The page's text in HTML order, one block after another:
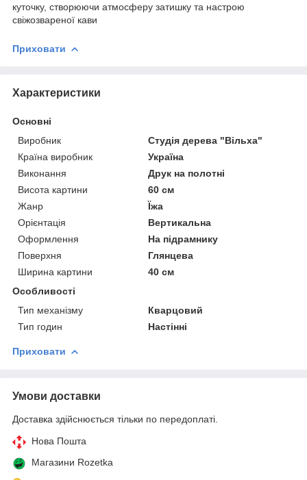
куточку, створюючи атмосферу затишку та настрою
свіжозвареної кави
Приховати
Характеристики
Основні
Виробник
Студія дерева "Вільха"
Країна виробник
Україна
Виконання
Друк на полотні
Висота картини
60 см
Жанр
Їжа
Орієнтація
Вертикальна
Оформлення
На підрамнику
Поверхня
Глянцева
Ширина картини
40 см
Особливості
Тип механізму
Кварцовий
Тип годин
Настінні
Приховати
Умови доставки
Доставка здійснюється тільки по передоплаті.
Нова Пошта
Магазини Rozetka